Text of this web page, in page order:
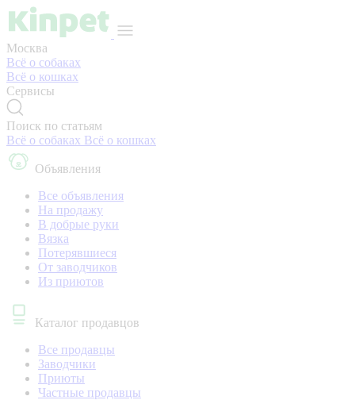
Москва
Всё о собаках
Всё о кошках
Сервисы
Поиск по статьям
Всё о собаках Всё о кошках
Объявления
Все объявления
На продажу
В добрые руки
Вязка
Потерявшиеся
От заводчиков
Из приютов
Каталог продавцов
Все продавцы
Заводчики
Приюты
Частные продавцы